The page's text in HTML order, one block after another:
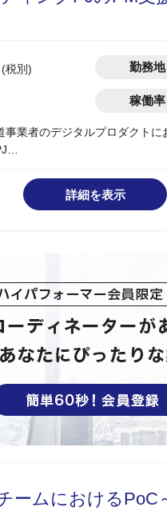
する複数案件を横断で管理し
管理担当を専属化し、システム
め、業務フロー管理、レビュー
税別) 勤務地
稼働率
事業者のデジタルプロダクト
ングbook化)、社内浸透支援
ランド整理、10月中旬～：ブラ
詳細を表示
ームにおけるPoC